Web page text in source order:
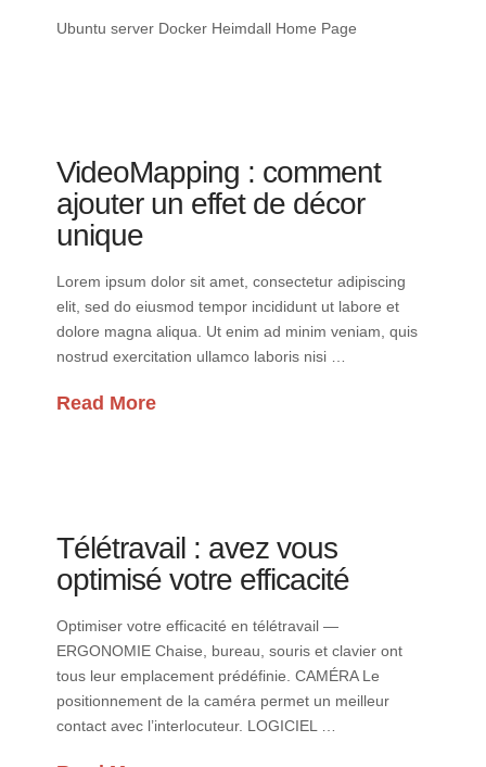
Ubuntu server Docker Heimdall Home Page
VideoMapping : comment
ajouter un effet de décor
unique
Lorem ipsum dolor sit amet, consectetur adipiscing
elit, sed do eiusmod tempor incididunt ut labore et
dolore magna aliqua. Ut enim ad minim veniam, quis
nostrud exercitation ullamco laboris nisi …
Read More
Télétravail : avez vous
optimisé votre efficacité
Optimiser votre efficacité en télétravail —
ERGONOMIE Chaise, bureau, souris et clavier ont
tous leur emplacement prédéfinie. CAMÉRA Le
positionnement de la caméra permet un meilleur
contact avec l’interlocuteur. LOGICIEL …